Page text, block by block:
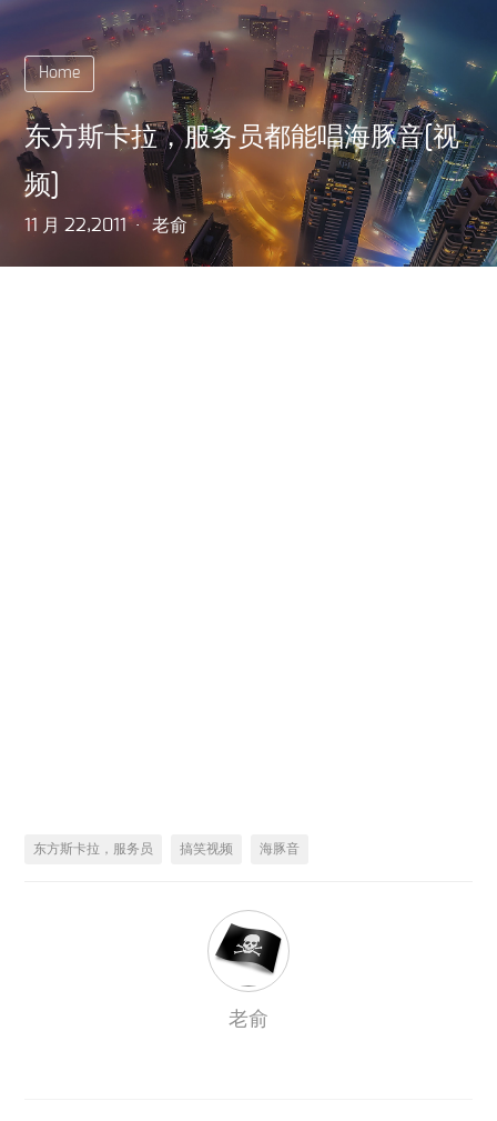
Home
东方斯卡拉，服务员都能唱海豚音[视
频]
11 月 22,2011 老俞
东方斯卡拉，服务员 搞笑视频 海豚音
老俞